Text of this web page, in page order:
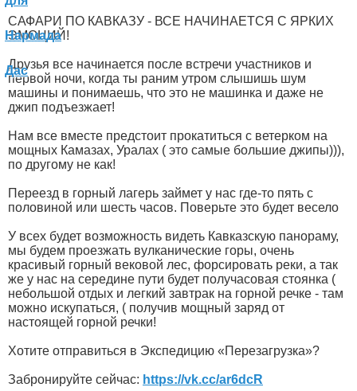
САФАРИ ПО КАВКАЗУ - ВСЕ НАЧИНАЕТСЯ С ЯРКИХ
ЭМОЦИЙ!
Друзья все начинается после встречи участников и
первой ночи, когда ты раним утром слышишь шум
машины и понимаешь, что это не машинка и даже не
джип подъезжает!
Нам все вместе предстоит прокатиться с ветерком на
мощных Камазах, Уралах ( это самые большие джипы))),
по другому не как!
Переезд в горный лагерь займет у нас где-то пять с
половиной или шесть часов. Поверьте это будет весело
У всех будет возможность видеть Кавказскую панораму,
мы будем проезжать вулканические горы, очень
красивый горный вековой лес, форсировать реки, а так
же у нас на середине пути будет получасовая стоянка (
небольшой отдых и легкий завтрак на горной речке - там
можно искупаться, ( получив мощный заряд от
настоящей горной речки!
Хотите отправиться в Экспедицию «Перезагрузка»?
Забронируйте сейчас: https://vk.cc/ar6dcR